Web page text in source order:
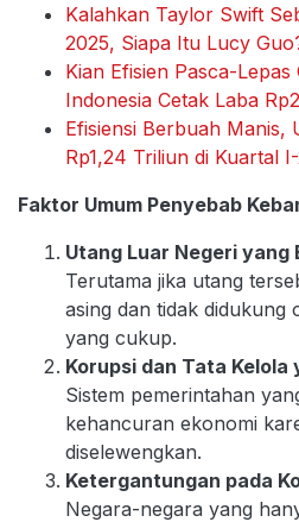
Kalahkan Taylor Swift
2025, Siapa Itu Lucy
Kian Efisien Pasca-
Indonesia Cetak Laba
Efisiensi Berbuah Manis,
Rp1,24 Triliun di Kuartal
Faktor Umum Penyebab
Utang Luar Negeri yang
Terutama jika utang
asing dan tidak didukung
yang cukup.
Korupsi dan Tata Kelola
Sistem pemerintahan
kehancuran ekonomi
diselewengkan.
Ketergantungan pada
Negara-negara yang